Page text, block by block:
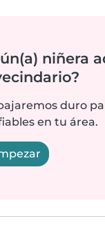
niñera
duro
en tu área.